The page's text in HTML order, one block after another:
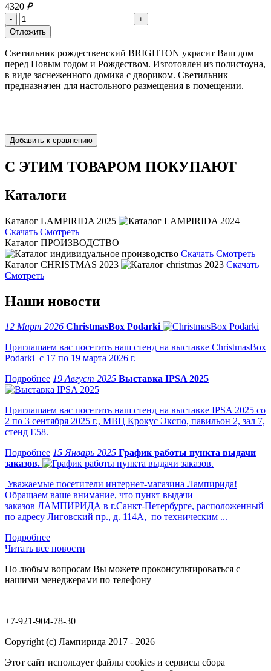
4320 ₽
Светильник рождественский BRIGHTON украсит Ваш дом
перед Новым годом и Рождеством. Изготовлен из полистоуна,
в виде заснеженного домика с двориком. Светильник
предназначен для настольного размещения в помещении.
С ЭТИМ ТОВАРОМ ПОКУПАЮТ
Каталоги
Каталог LAMPIRIDA 2025
Скачать Смотреть
Каталог ПРОИЗВОДСТВО
Скачать Смотреть
Каталог CHRISTMAS 2023
Скачать
Смотреть
Наши новости
12 Март 2026 ChristmasBox Podarki
Приглашаем вас посетить наш стенд на выставке ChristmasBox
Podarki с 17 по 19 марта 2026 г.
19 Август 2025 Выставка IPSA 2025
Приглашаем вас посетить наш стенд на выставке IPSA 2025 со
2 по 3 сентября 2025 г., МВЦ Крокус Экспо, павильон 2, зал 7,
стенд Е58.
15 Январь 2025 График работы пункта выдачи
заказов.
Уважаемые посетители интернет-магазина Лампирида!
Обращаем ваше внимание, что пункт выдачи
заказов ЛАМПИРИДА в г.Санкт-Петербурге, расположенный
по адресу Лиговский пр., д. 114А, по техническим ...
Читать все новости
По любым вопросам Вы можете проконсультироваться с
нашими менеджерами по телефону
+7-921-904-78-30
Copyright (c) Лампирида 2017 - 2026
Этот сайт использует файлы cookies и сервисы сбора